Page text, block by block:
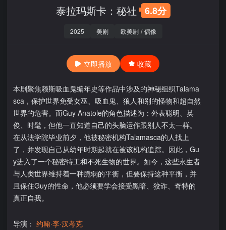
泰拉玛斯卡：秘社 6.8分
2025 美剧 欧美剧 / 偶像
立即播放 收藏
本剧聚焦赖斯吸血鬼编年史等作品中涉及的神秘组织Talama
sca，保护世界免受女巫、吸血鬼、狼人和别的怪物和超自然
世界的危害。而Guy Anatole的角色描述为：外表聪明、英
俊、时髦，但他一直知道自己的头脑运作跟别人不太一样。
在从法学院毕业前夕，他被秘密机构Talamasca的人找上
了，并发现自己从幼年时期起就在被该机构追踪。因此，Gu
y进入了一个秘密特工和不死生物的世界。如今，这些永生者
与人类世界维持着一种脆弱的平衡，但要保持这种平衡，并
且保住Guy的性命，他必须要学会接受黑暗、狡诈、奇特的
真正自我。
导演： 约翰·李·汉考克